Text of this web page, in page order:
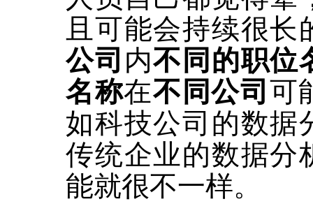
且可能会持续很长
公司 内不同的职位
名称在不同公司 可
如科技公司的数据
传统企业的数据分
能就很不一样。